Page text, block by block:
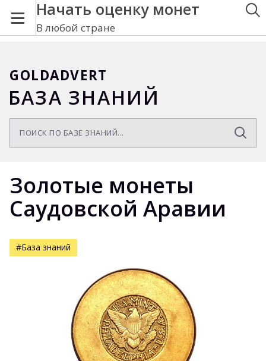
Начать оценку монет
В любой стране
GOLDADVERT
БАЗА ЗНАНИЙ
Золотые монеты
Саудовской Аравии
#База знаний